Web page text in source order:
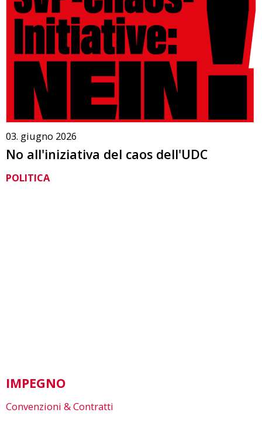
03. giugno 2026
No all'iniziativa del caos dell'UDC
POLITICA
IMPEGNO
Convenzioni & Contratti